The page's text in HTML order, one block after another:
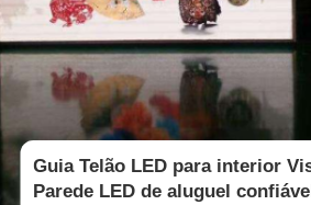
Guia Telão LED para interior
Parede LED de aluguel